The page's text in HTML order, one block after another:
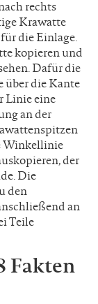
rechts
Krawatte
die Einlage.
kopieren und
Dafür die
über die Kante
Linie eine
an der
Winkellinie
der
Die
den
an
Teile
Fakten